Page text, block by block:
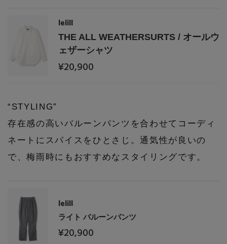
lelill
THE ALL WEATHERSURTS / オールウ
ェザーシャツ
¥20,900
“STYLING”
存在感の高いバルーンパンツを合わせてコーディ
ネートにスパイスをひとさじ。通気性が良いの
で、梅雨時にもおすすめなスタイリングです。
lelill
ライト バルーンパンツ
¥20,900